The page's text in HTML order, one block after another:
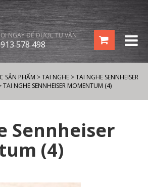
NGAY ĐỂ ĐƯỢC TƯ VẤN
578 498
SẢN PHẨM >TAI NGHE >TAI NGHE SENNHEISER
TAI NGHE SENNHEISER MOMENTUM (4)
Sennheiser
(4)